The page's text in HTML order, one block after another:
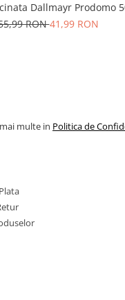
Dallmayr Prodomo
RON41,99 RON
multe in Politica de